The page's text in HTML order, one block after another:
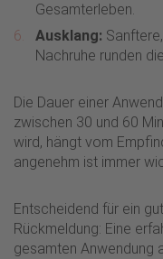
Gesamterleben.
Ausklang:
Nachruhe runden
Die Dauer einer
zwischen 30 und 60
wird, hängt vom
angenehm ist immer
Entscheidend für ein
Rückmeldung: Eine
gesamten Anwendung